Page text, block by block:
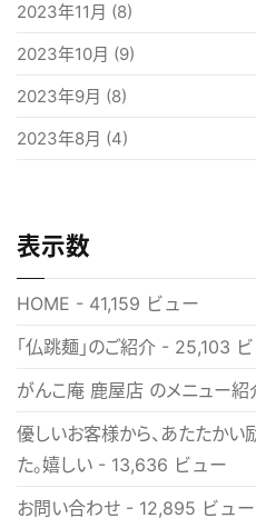
2023年11月 (8)
2023年10月 (9)
2023年9月 (8)
2023年8月 (4)
表示数
HOME - 41,159 ビュー
「仏跳麺」のご紹介 - 25,103
がんこ庵 鹿屋店 のメニュー紹
優しいお客様から、あたたかい
た。嬉しい - 13,636 ビュー
お問い合わせ - 12,895 ビュー